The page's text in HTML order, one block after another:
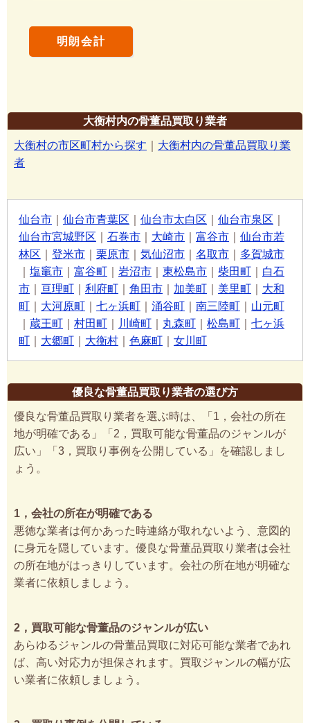
明朗会計
大衡村内の骨董品買取り業者
大衡村の市区町村から探す
大衡村内の骨董品買取り業
者
仙台市 仙台市青葉区 仙台市太白区 仙台市泉区
仙台市宮城野区
石巻市 大崎市 富谷市
仙台市若
林区
登米市 栗原市 気仙沼市 名取市
多賀城市
塩竈市 富谷町 岩沼市 東松島市 柴田町
白石
市
亘理町 利府町 角田市 加美町 美里町
大和
町
大河原町 七ヶ浜町 涌谷町 南三陸町
山元町
蔵王町 村田町 川崎町 丸森町 松島町
七ヶ浜
町
大郷町 大衡村 色麻町 女川町
優良な骨董品買取り業者の選び方
優良な骨董品買取り業者を選ぶ時は、「1，会社の所在
地が明確である」「2，買取可能な骨董品のジャンルが
広い」「3，買取り事例を公開している」を確認しまし
ょう。
1，会社の所在が明確である
悪徳な業者は何かあった時連絡が取れないよう、意図的
に身元を隠しています。優良な骨董品買取り業者は会社
の所在地がはっきりしています。会社の所在地が明確な
業者に依頼しましょう。
2，買取可能な骨董品のジャンルが広い
あらゆるジャンルの骨董品買取に対応可能な業者であれ
ば、高い対応力が担保されます。買取ジャンルの幅が広
い業者に依頼しましょう。